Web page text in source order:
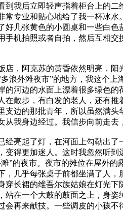
我后立即轻声指着柜台上的
专业和贴心地给了我一杯冰
几张黄色的小圆桌和一些白
机拍照或者自拍，然后互相
，阿克苏的黄昏依然明亮，
浪外滩夜市”的地方，我这个
河边的水面上漂着很多绿色
散步，有白发的老人，还有
边的那批青年，所以虽然满
我身边经过。我信步向前走去
亮起了灯，在河面上勾勒出
得更加迷人。这时我忽然听
”的夜市。夜市的摊位在屋外
几乎每张桌子前都坐满了人
长裙的维吾尔族姑娘在灯光
在一个大鼓的鼓面之上，身
再来献技。一些调皮的小孩